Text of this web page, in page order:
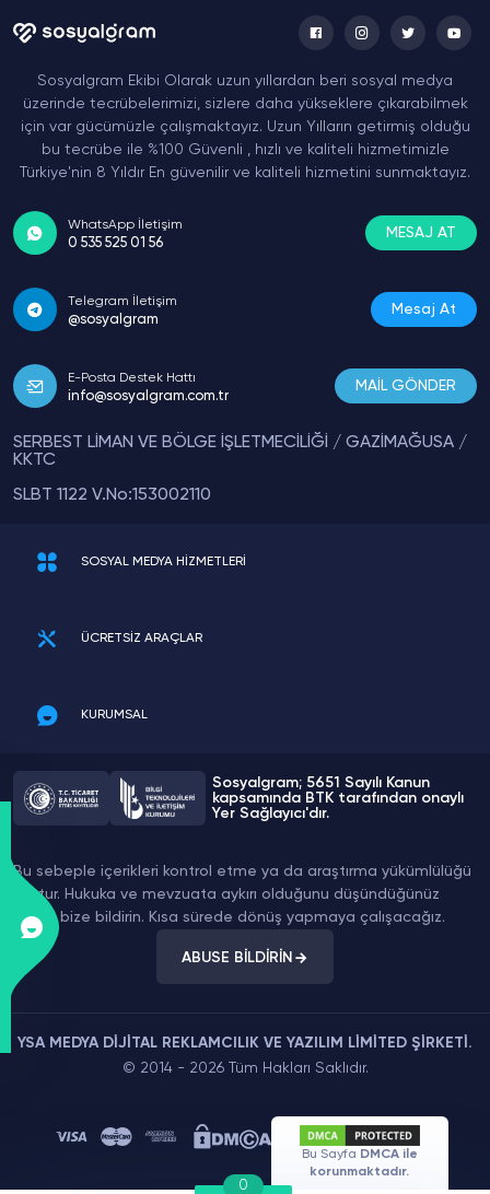
Sosyalgram Ekibi Olarak uzun yıllardan beri sosyal medya
üzerinde tecrübelerimizi, sizlere daha yükseklere çıkarabilmek
için var gücümüzle çalışmaktayız. Uzun Yılların getirmiş olduğu
bu tecrübe ile %100 Güvenli , hızlı ve kaliteli hizmetimizle
Türkiye'nin 8 Yıldır En güvenilir ve kaliteli hizmetini sunmaktayız.
WhatsApp İletişim
0 535 525 01 56
MESAJ AT
Telegram İletişim
@sosyalgram
Mesaj At
E-Posta Destek Hattı
info@sosyalgram.com.tr
MAİL GÖNDER
SERBEST LİMAN VE BÖLGE İŞLETMECİLİĞİ / GAZİMAĞUSA /
KKTC
SLBT 1122 V.No:153002110
SOSYAL MEDYA HİZMETLERİ
ÜCRETSİZ ARAÇLAR
KURUMSAL
Sosyalgram; 5651 Sayılı Kanun
kapsamında BTK tarafından onaylı
Yer Sağlayıcı'dır.
Bu sebeple içerikleri kontrol etme ya da araştırma yükümlülüğü
yoktur. Hukuka ve mevzuata aykırı olduğunu düşündüğünüz
içeriği bize bildirin. Kısa sürede dönüş yapmaya çalışacağız.
ABUSE BİLDİRİN
YSA MEDYA DİJİTAL REKLAMCILIK VE YAZILIM LİMİTED ŞİRKETİ.
© 2014 - 2026 Tüm Hakları Saklıdır.
Bu Sayfa DMCA ile
korunmaktadır.
0